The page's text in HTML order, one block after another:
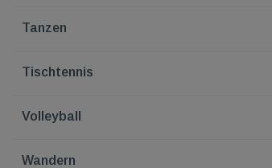
Tanzen
Tischtennis
Volleyball
Wandern